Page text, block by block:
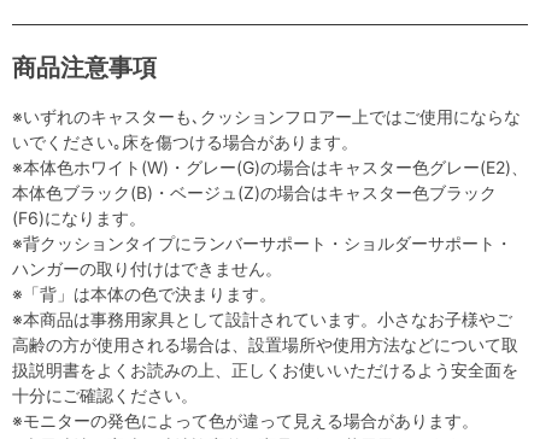
商品注意事項
※いずれのキャスターも､クッションフロアー上ではご使用にならな
いでください｡床を傷つける場合があります。
※本体色ホワイト(W)・グレー(G)の場合はキャスター色グレー(E2)、
本体色ブラック(B)・ベージュ(Z)の場合はキャスター色ブラック
(F6)になります。
※背クッションタイプにランバーサポート・ショルダーサポート・
ハンガーの取り付けはできません。
※「背」は本体の色で決まります。
※本商品は事務用家具として設計されています。小さなお子様やご
高齢の方が使用される場合は、設置場所や使用方法などについて取
扱説明書をよくお読みの上、正しくお使いいただけるよう安全面を
十分にご確認ください。
※モニターの発色によって色が違って見える場合があります。